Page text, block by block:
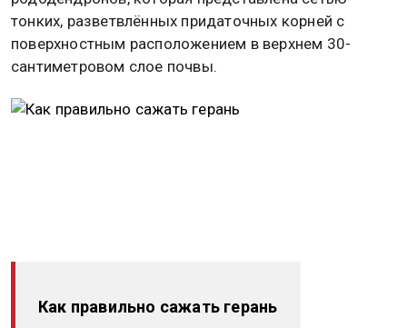
тонких, разветвлённых придаточных корней с
поверхностным расположением в верхнем 30-
сантиметровом слое почвы.
Как правильно сажать герань